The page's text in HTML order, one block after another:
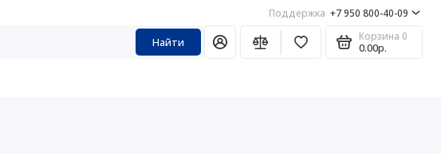
Поддержка +7 950 800-40-09
Найти Корзина 0
0.00р.